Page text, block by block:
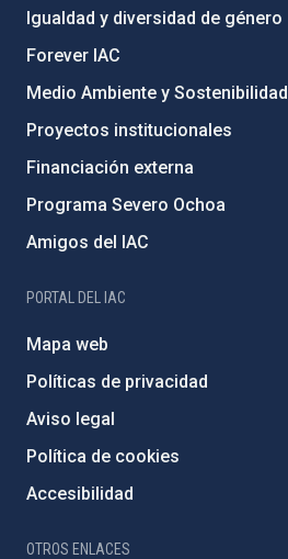
Igualdad y diversidad de género
Forever IAC
Medio Ambiente y Sostenibilidad
Proyectos institucionales
Financiación externa
Programa Severo Ochoa
Amigos del IAC
PORTAL DEL IAC
Mapa web
Políticas de privacidad
Aviso legal
Política de cookies
Accesibilidad
OTROS ENLACES